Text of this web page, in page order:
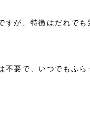
すが、特徴はだれでも
不要で、いつでもふら